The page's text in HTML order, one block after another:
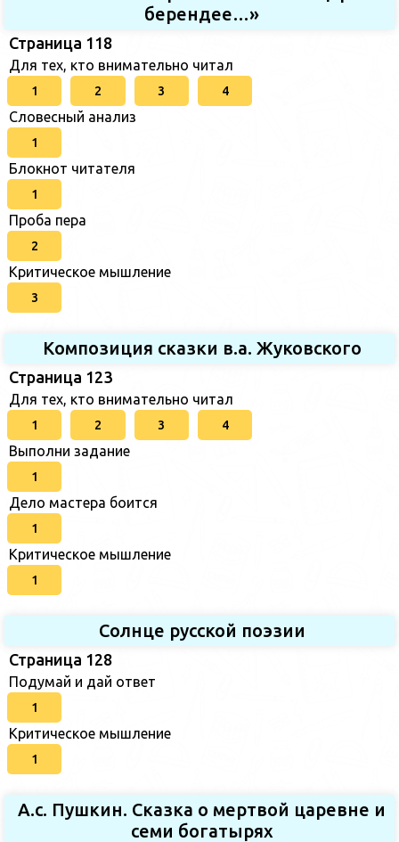
берендее…»
Страница 118
Для тех, кто внимательно читал
1 2 3 4
Словесный анализ
1
Блокнот читателя
1
Проба пера
2
Критическое мышление
3
Композиция сказки в.а. Жуковского
Страница 123
Для тех, кто внимательно читал
1 2 3 4
Выполни задание
1
Дело мастера боится
1
Критическое мышление
1
Солнце русской поэзии
Страница 128
Подумай и дай ответ
1
Критическое мышление
1
А.с. Пушкин. Сказка о мертвой царевне и
семи богатырях